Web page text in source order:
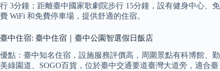
行 3分鐘；距離臺中國家歌劇院步行 15分鐘，設有健身中心、免
費 WiFi 和免費停車場，提供舒適的住宿。
臺中住宿: 臺中住宿｜臺中公園智選假日飯店
優點：臺中知名住宿，設施服務評價高，周圍景點有科博館、勤
美綠園道、SOGO百貨，位於臺中交通要道臺灣大道旁，適合臺